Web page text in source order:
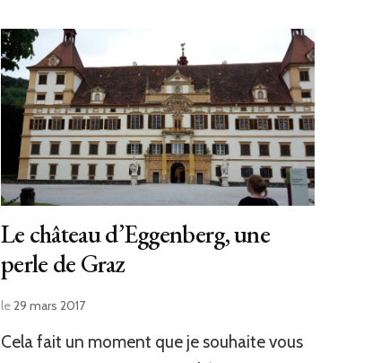
Le château d’Eggenberg, une
perle de Graz
le29 mars 2017
Cela fait un moment que je souhaite vous